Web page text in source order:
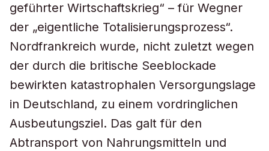
geführter Wirtschaftskrieg“ – für Wegner
der „eigentliche Totalisierungsprozess“.
Nordfrankreich wurde, nicht zuletzt wegen
der durch die britische Seeblockade
bewirkten katastrophalen Versorgungslage
in Deutschland, zu einem vordringlichen
Ausbeutungsziel. Das galt für den
Abtransport von Nahrungsmitteln und